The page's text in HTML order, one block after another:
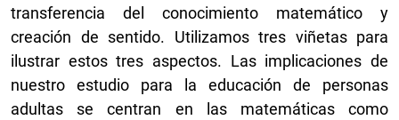
transferencia del conocimiento matemático y
creación de sentido. Utilizamos tres viñetas para
ilustrar estos tres aspectos. Las implicaciones de
nuestro estudio para la educación de personas
adultas se centran en las matemáticas como